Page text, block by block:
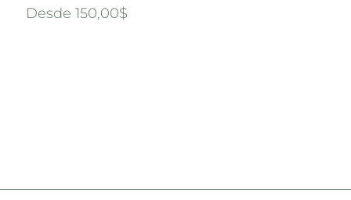
Desde150,00$